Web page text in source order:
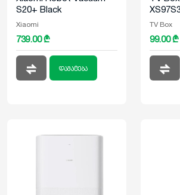
S20+ Black
Xiaomi
739.00 ₾
დამატება
TV Box
99.00 ₾